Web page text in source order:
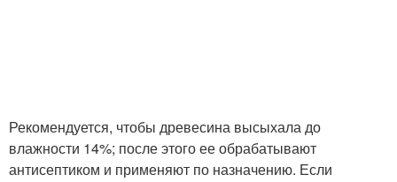
Рекомендуется, чтобы древесина высыхала до
влажности 14%; после этого ее обрабатывают
антисептиком и применяют по назначению. Если